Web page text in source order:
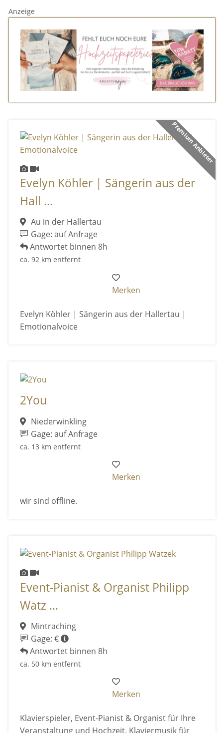
Anzeige
Premium Anbieter
Evelyn Köhler | Sängerin aus der
Hall ...
Au in der Hallertau
Gage: auf Anfrage
Antwortet binnen 8h
ca. 92 km entfernt
Merken
Evelyn Köhler | Sängerin aus der Hallertau |
Emotionalvoice
2You
Niederwinkling
Gage: auf Anfrage
ca. 13 km entfernt
Merken
wir sind offline.
Event-Pianist & Organist Philipp
Watz ...
Mintraching
Gage: €
Antwortet binnen 8h
ca. 50 km entfernt
Merken
Klavierspieler, Event-Pianist & Organist für Ihre
Veranstaltung und Hochzeit. Klaviermusik für